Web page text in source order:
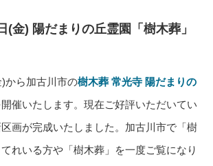
(金) 陽だまりの丘霊園「樹木葬」
から加古川市の樹木葬 常光寺 陽だまりの
催いたします。現在ご好評いただいてい
画が完成いたしました。加古川市で「樹
れいる方や「樹木葬」を一度ご覧になり